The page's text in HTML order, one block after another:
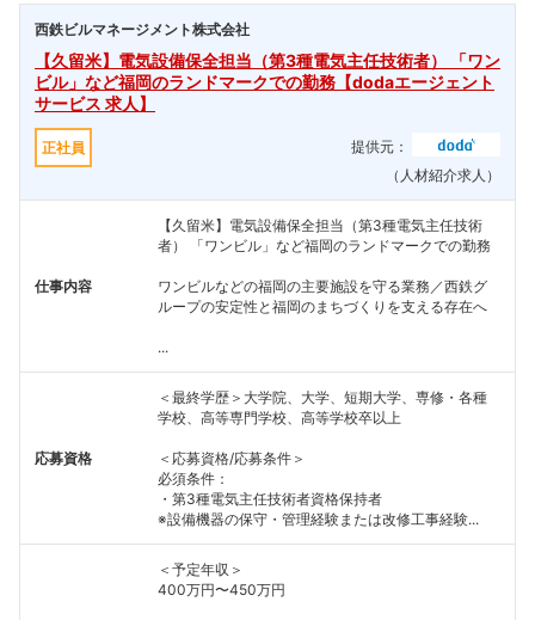
西鉄ビルマネージメント株式会社
【久留米】電気設備保全担当（第3種電気主任技術者） 「ワン
ビル」など福岡のランドマークでの勤務【dodaエージェント
サービス 求人】
正社員
提供元：
（人材紹介求人）
仕事内容
【久留米】電気設備保全担当（第3種電気主任技術
者） 「ワンビル」など福岡のランドマークでの勤務
ワンビルなどの福岡の主要施設を守る業務／西鉄グ
ループの安定性と福岡のまちづくりを支える存在へ
...
応募資格
＜最終学歴＞大学院、大学、短期大学、専修・各種
学校、高等専門学校、高等学校卒以上
＜応募資格/応募条件＞
必須条件：
・第3種電気主任技術者資格保持者
※設備機器の保守・管理経験または改修工事経験...
＜予定年収＞
400万円〜450万円